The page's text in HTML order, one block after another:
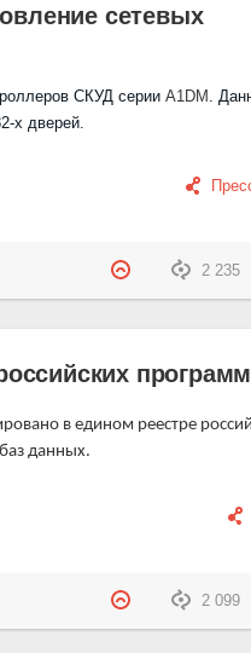
сетевых
СКУД серии A1 DM .
х дверей.
2 235
программ
в едином реестре
данных.
2 099